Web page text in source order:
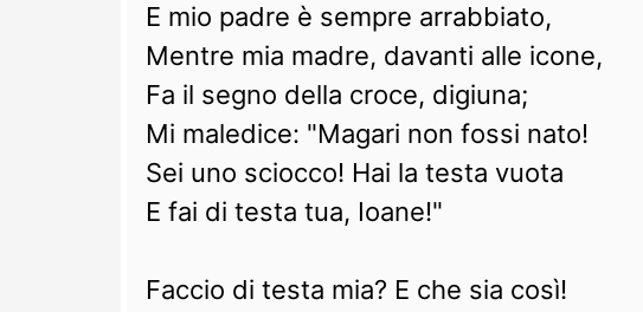
E mio padre è sempre arrabbiato,
Mentre mia madre, davanti alle icone,
Fa il segno della croce, digiuna;
Mi maledice: "Magari non fossi nato!
Sei uno sciocco! Hai la testa vuota
E fai di testa tua, Ioane!"
Faccio di testa mia? E che sia così!